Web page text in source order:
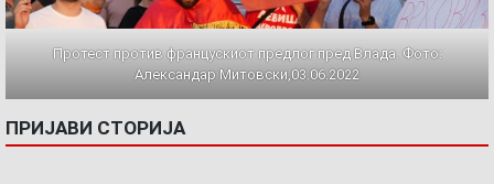
Протест против францускиот предлог пред Влада. Фото:
Александар Митовски,03.06.2022
ПРИЈАВИ СТОРИЈА